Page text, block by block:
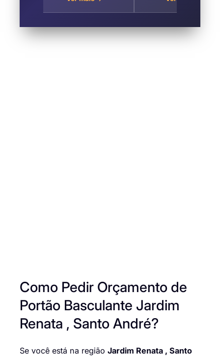
Como Pedir Orçamento de
Portão Basculante Jardim
Renata , Santo André?
Se você está na região Jardim Renata , Santo